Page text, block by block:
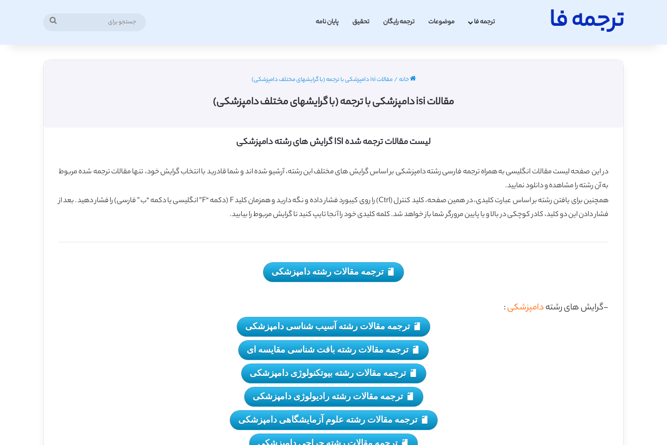
ترجمه فا ترجمه فا موضوعات ترجمه رایگان تحقیق پایان نامه
خانه/مقالات isi دامپزشکی با ترجمه (با گرایشهای مختلف دامپزشکی)
مقالات isi دامپزشکی با ترجمه (با گرایشهای مختلف دامپزشکی)
لیست مقالات ترجمه شده ISI گرایش های رشته دامپزشکی
در این صفحه لیست مقالات انگلیسی به همراه ترجمه فارسی رشته دامپزشکی بر اساس گرایش های مختلف این رشته، آرشیو شده اند و شما قادرید با انتخاب گرایش خود، تنها مقالات ترجمه شده مربوط
به آن رشته را مشاهده و دانلود نمایید.
همچنین برای یافتن رشته بر اساس عبارت کلیدی، در همین صفحه، کلید کنترل (Ctrl) را روی کیبورد فشار داده و نگه دارید و همزمان کلید F (دکمه “F” انگلیسی یا دکمه “ب” فارسی) را فشار دهید. بعد از
فشار دادن این دو کلید، کادر کوچکی در بالا و یا پایین مرورگر شما باز خواهد شد. کلمه کلیدی خود را آنجا تایپ کنید تا گرایش مربوط را بیابید.
ترجمه مقالات رشته دامپزشکی
-گرایش های رشتهدامپزشکی:
ترجمه مقالات رشته آسیب شناسی دامپزشکی
ترجمه مقالات رشته بافت شناسی مقایسه ای
ترجمه مقالات رشته بیوتكنولوژی دامپزشكی
ترجمه مقالات رشته رادیولوژی دامپزشکی
ترجمه مقالات رشته علوم آزمایشگاهی دامپزشكی
ترجمه مقالات رشته جراحی دامپزشكی